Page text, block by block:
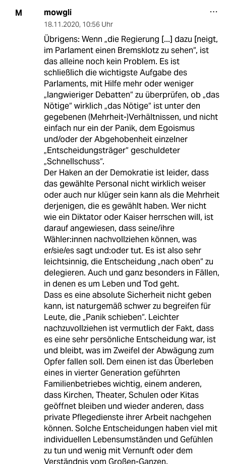
M mowgli
18.11.2020, 10:56 Uhr
Übrigens: Wenn „die Regierung [...] dazu [neigt,
im Parlament einen Bremsklotz zu sehen“, ist
das alleine noch kein Problem. Es ist
schließlich die wichtigste Aufgabe des
Parlaments, mit Hilfe mehr oder weniger
„langwieriger Debatten“ zu überprüfen, ob „das
Nötige“ wirklich „das Nötige“ ist unter den
gegebenen (Mehrheit-)Verhältnissen, und nicht
einfach nur ein der Panik, dem Egoismus
und/oder der Abgehobenheit einzelner
„Entscheidungsträger“ geschuldeter
„Schnellschuss“.
Der Haken an der Demokratie ist leider, dass
das gewählte Personal nicht wirklich weiser
oder auch nur klüger sein kann als die Mehrheit
derjenigen, die es gewählt haben. Wer nicht
wie ein Diktator oder Kaiser herrschen will, ist
darauf angewiesen, dass seine/ihre
Wähler:innen nachvollziehen können, was
er/sie/es sagt und:oder tut. Es ist also sehr
leichtsinnig, die Entscheidung „nach oben“ zu
delegieren. Auch und ganz besonders in Fällen,
in denen es um Leben und Tod geht.
Dass es eine absolute Sicherheit nicht geben
kann, ist naturgemäß schwer zu begreifen für
Leute, die „Panik schieben“. Leichter
nachzuvollziehen ist vermutlich der Fakt, dass
es eine sehr persönliche Entscheidung war, ist
und bleibt, was im Zweifel der Abwägung zum
Opfer fallen soll. Dem einen ist das Überleben
eines in vierter Generation geführten
Familienbetriebes wichtig, einem anderen,
dass Kirchen, Theater, Schulen oder Kitas
geöffnet bleiben und wieder anderen, dass
private Pflegedienste ihrer Arbeit nachgehen
können. Solche Entscheidungen haben viel mit
individuellen Lebensumständen und Gefühlen
zu tun und wenig mit Vernunft oder dem